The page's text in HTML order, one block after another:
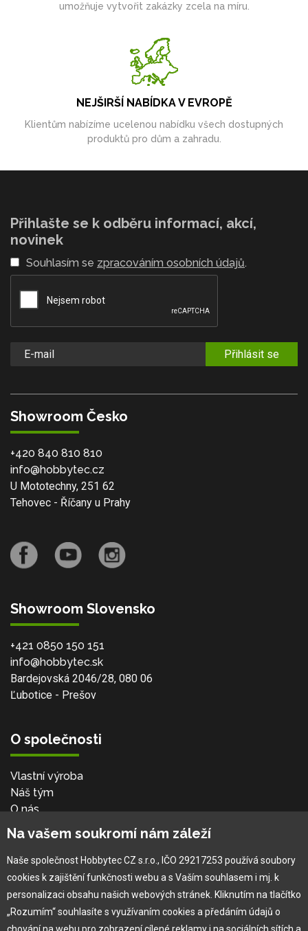
umožňuje vytvořit zakázky zcela na míru.
NEJŠIRŠÍ NABÍDKA V EVROPĚ
Klientům nabízíme ucelenou nabídku všech dostupných
produktů pro dům a zahradu.
Přihlašte se k odběru informací, akcí,
novinek
Souhlasím se zpracováním osobních údajů.
Přihlásit se
Showroom Česko
+420 840 810 810
info@hobbytec.cz
U Mototechny, 251 62
Tehovec - Říčany u Prahy
Showroom Slovensko
+421 0850 150 151
info@hobbytec.sk
Bardejovská 2046/28, 080 06
Ľubotice - Prešov
O společnosti
Vlastní výroba
Náš tým
O nás
Pro zákazníka
Obchodní podmínky
Věrnostní program
Jak na reklamaci
Na vašem soukromí nám záleží
Naše společnost Hobbytec CZ s.r.o., IČO 29217253 používá soubory
cookies k zajištění funkčnosti webu a s Vaším souhlasem i mj. k
personalizaci obsahu našich webových stránek. Kliknutím na tlačítko
„Rozumím“ souhlasíte s využívaním cookies a předáním údajů o
chování na webu pro zobrazení cílené reklamy i na sociálních sítích a